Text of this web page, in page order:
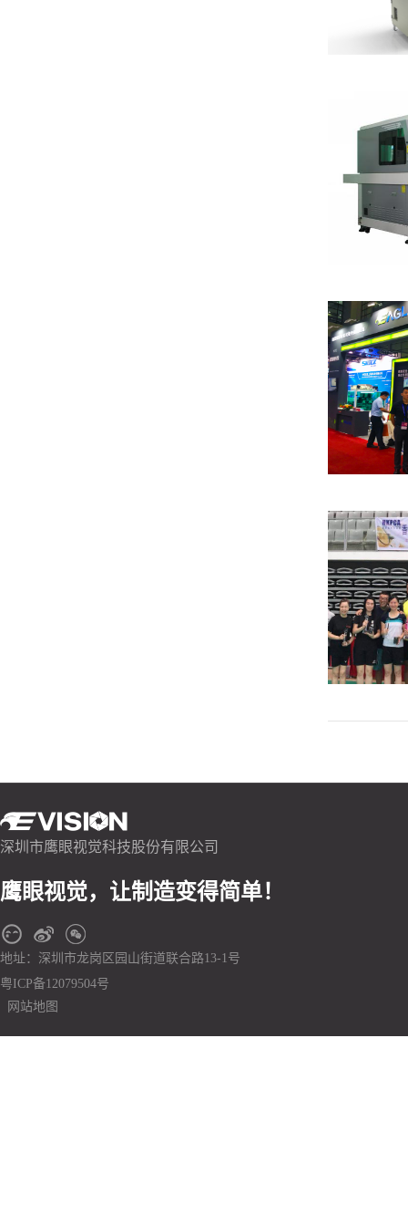
深圳市鹰眼视觉科技股份有限公司
鹰眼视觉，让制造变得简单！
地址：深圳市龙岗区园山街道联合路13-1号
粤ICP备12079504号
网站地图